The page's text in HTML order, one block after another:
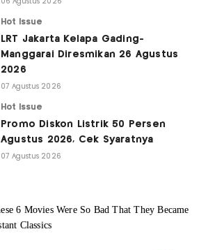
Hot Issue
LRT Jakarta Kelapa Gading-
Manggarai Diresmikan 26 Agustus
2026
07 Agustus 2026
Hot Issue
Promo Diskon Listrik 50 Persen
Agustus 2026, Cek Syaratnya
07 Agustus 2026